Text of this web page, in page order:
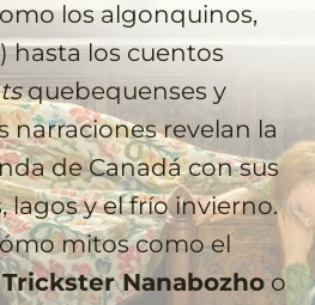
los algonquinos,
hasta los cuentos
quebequenses y
narraciones revelan la
de Canadá con sus
lagos y el frío invierno.
mitos como el
Trickster Nanabozhoo